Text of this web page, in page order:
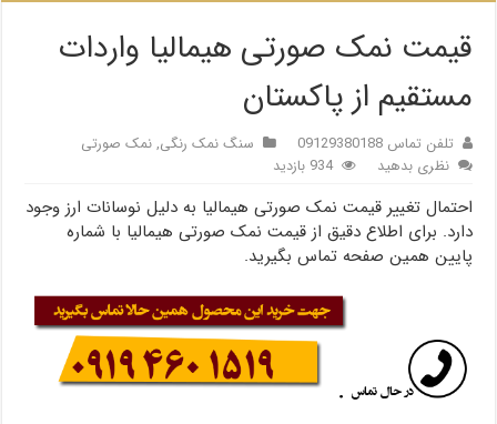
قیمت نمک صورتی هیمالیا واردات
مستقیم از پاکستان
تلفن تماس 09129380188 سنگ نمک رنگی,نمک صورتی
نظری بدهید
934 بازدید
احتمال تغییر قیمت نمک صورتی هیمالیا به دلیل نوسانات ارز وجود
دارد. برای اطلاع دقیق از قیمت نمک صورتی هیمالیا با شماره
پایین همین صفحه تماس بگیرید.